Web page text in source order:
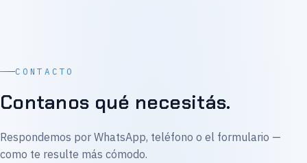
CONTACTO
Contanos qué necesitás.
Respondemos por WhatsApp, teléfono o el formulario —
como te resulte más cómodo.